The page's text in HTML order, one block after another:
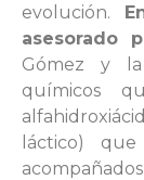
evolución.
asesorado
Gómez y
químicos
láctico)